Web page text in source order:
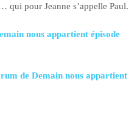
qui pour Jeanne s’appelle Paul.
nous appartient épisode
de Demain nous appartient